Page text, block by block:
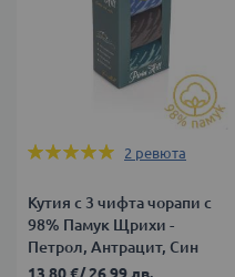
Оценка:
2 ревюта
Кутия с 3 чифта чорапи с
98% Памук Щрихи -
Петрол, Антрацит, Син